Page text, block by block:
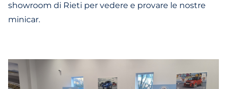
showroom di Rieti per vedere e provare le nostre
minicar.